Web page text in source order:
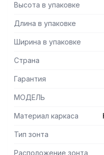
0,8мм
— Поставляется в
Высота в упаковке
Длина в упаковке
Ширина в упаковке
Страна
Гарантия
МОДЕЛЬ
Материал каркаса
Тип зонта
Расположение зонта